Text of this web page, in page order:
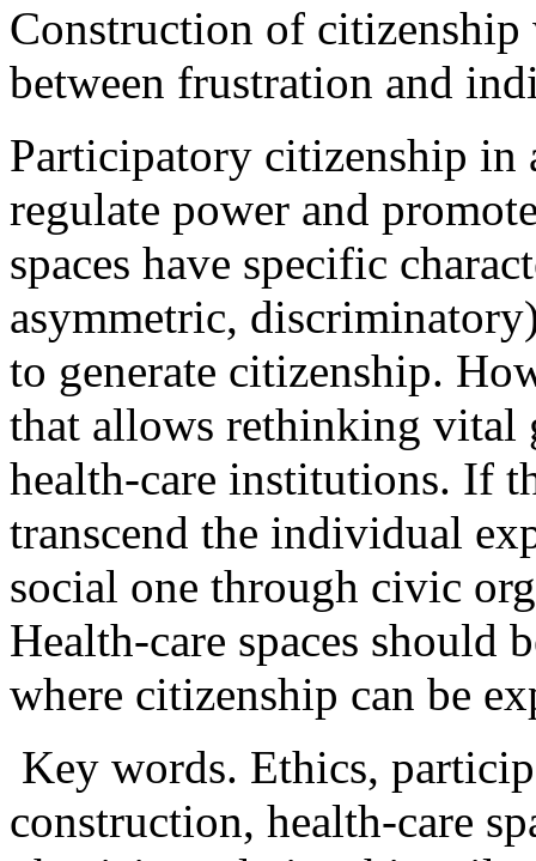
Construction of citizenship
between frustration and
Participatory citizenship in
regulate power and
spaces have specific
asymmetric,
to generate citizenship.
that allows rethinking vital
health-care institutions. If
transcend the individual
social one through civic
Health-care spaces should
where citizenship can be
Key words. Ethics,
construction, health-care